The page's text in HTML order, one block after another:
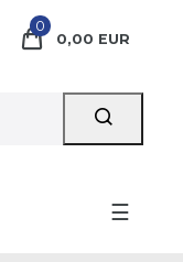
0
0,00 EUR
☰